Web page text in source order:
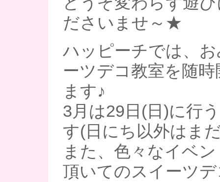
ださいませ～★
ハッピーチでは、
ーツデコ教室を随
ます♪
3月は29日(日)に行
す(日にち以外はま
また、色々なイベ
頂いてのスイーツ